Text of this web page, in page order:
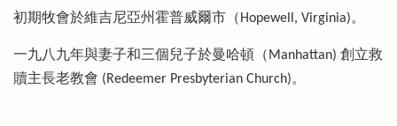
初期牧會於維吉尼亞州霍普威爾市（Hopewell, Virginia)。
一九八九年與妻子和三個兒子於曼哈頓（Manhattan) 創立救
贖主長老教會 (Redeemer Presbyterian Church)。